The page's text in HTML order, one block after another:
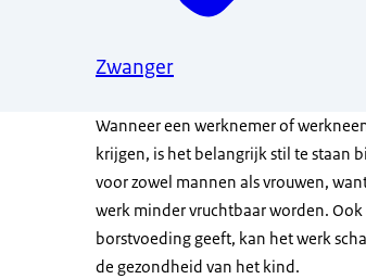
Zwanger
Wanneer een werknemer of
krijgen, is het belangrijk stil te staan
voor zowel mannen als vrouwen,
werk minder vruchtbaar worden.
borstvoeding geeft, kan het werk
de gezondheid van het kind.